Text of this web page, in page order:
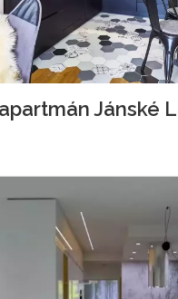
Jánské